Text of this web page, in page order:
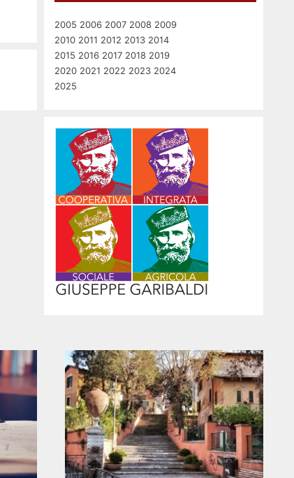
2005 2006 2007 2008 2009
2010 2011 2012 2013 2014
2015 2016 2017 2018 2019
2020 2021 2022 2023 2024
2025